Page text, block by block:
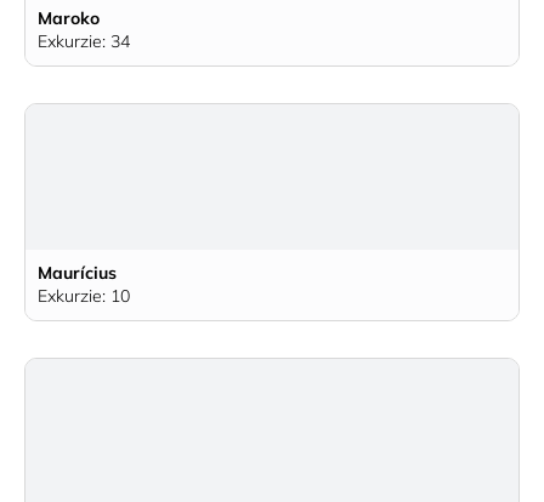
Maroko
Exkurzie: 34
Maurícius
Exkurzie: 10